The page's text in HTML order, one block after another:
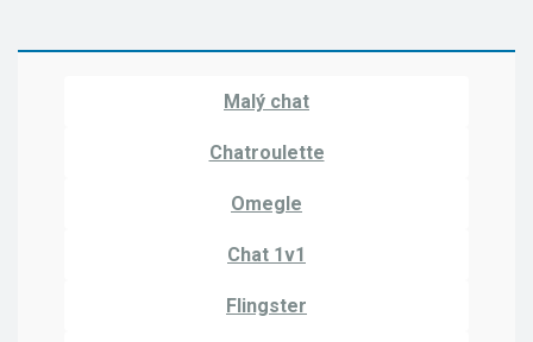
Malý chat
Chatroulette
Omegle
Chat 1v1
Flingster